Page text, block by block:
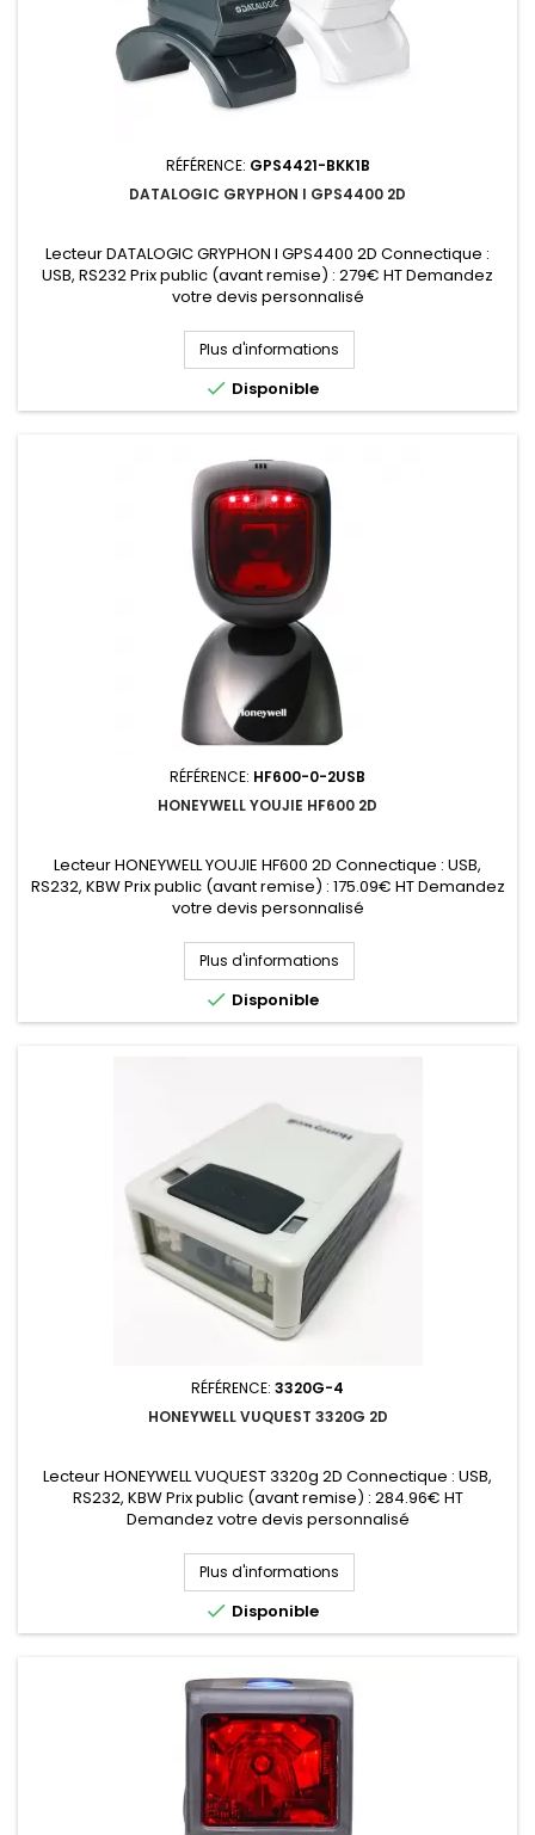
RÉFÉRENCE: GPS4421-BKK1B
DATALOGIC GRYPHON I GPS4400 2D
Lecteur DATALOGIC GRYPHON I GPS4400 2D Connectique :
USB, RS232 Prix public (avant remise) : 279€ HT Demandez
votre devis personnalisé
Plus d'informations
 Disponible
RÉFÉRENCE: HF600-0-2USB
HONEYWELL YOUJIE HF600 2D
Lecteur HONEYWELL YOUJIE HF600 2D Connectique : USB,
RS232, KBW Prix public (avant remise) : 175.09€ HT Demandez
votre devis personnalisé
Plus d'informations
 Disponible
RÉFÉRENCE: 3320G-4
HONEYWELL VUQUEST 3320G 2D
Lecteur HONEYWELL VUQUEST 3320g 2D Connectique : USB,
RS232, KBW Prix public (avant remise) : 284.96€ HT
Demandez votre devis personnalisé
Plus d'informations
 Disponible